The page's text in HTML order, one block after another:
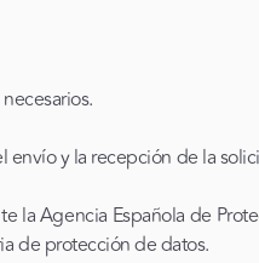
y la recepción de la
la Agencia Española de
de protección de datos.